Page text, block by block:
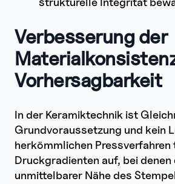
Verbesserung der
Vorhersagbarkeit
In der Keramiktechnik ist
Grundvoraussetzung und kein
herkömmlichen Pressverfahren
Druckgradienten auf, bei
unmittelbarer Nähe des